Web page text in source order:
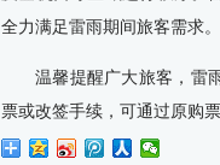
全力满足雷雨期间旅客需求。
温馨提醒广大旅客，雷
票或改签手续，可通过原购